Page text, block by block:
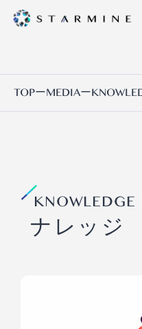
TOPーMEDIAー
KNOWLEDGE
ナレッジ